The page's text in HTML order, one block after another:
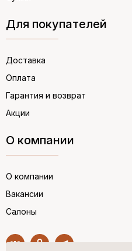
Для покупателей
Доставка
Оплата
Гарантия и возврат
Акции
О компании
О компании
Вакансии
Салоны